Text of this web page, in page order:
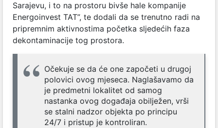
Sarajevu, i to na prostoru bivše hale kompanije
Energoinvest TAT”, te dodali da se trenutno radi na
pripremnim aktivnostima početka sljedećih faza
dekontaminacije tog prostora.
Očekuje se da će one započeti u drugoj
polovici ovog mjeseca. Naglašavamo da
je predmetni lokalitet od samog
nastanka ovog događaja obilježen, vrši
se stalni nadzor objekta po principu
24/7 i pristup je kontroliran.